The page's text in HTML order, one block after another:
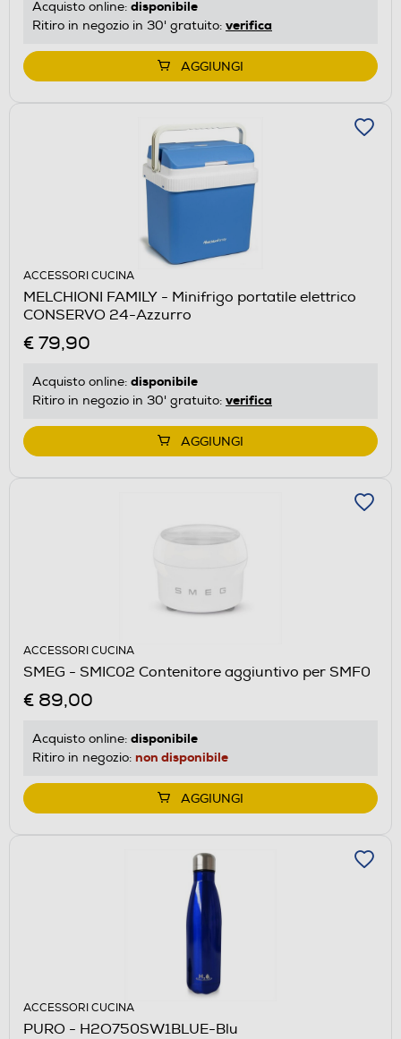
Acquisto online: disponibile
Ritiro in negozio in 30' gratuito: verifica
AGGIUNGI
ACCESSORI CUCINA
MELCHIONI FAMILY - Minifrigo portatile elettrico
CONSERVO 24-Azzurro
€ 79,90
Acquisto online: disponibile
Ritiro in negozio in 30' gratuito: verifica
AGGIUNGI
ACCESSORI CUCINA
SMEG - SMIC02 Contenitore aggiuntivo per SMF0
€ 89,00
Acquisto online: disponibile
Ritiro in negozio: non disponibile
AGGIUNGI
ACCESSORI CUCINA
PURO - H2O750SW1BLUE-Blu